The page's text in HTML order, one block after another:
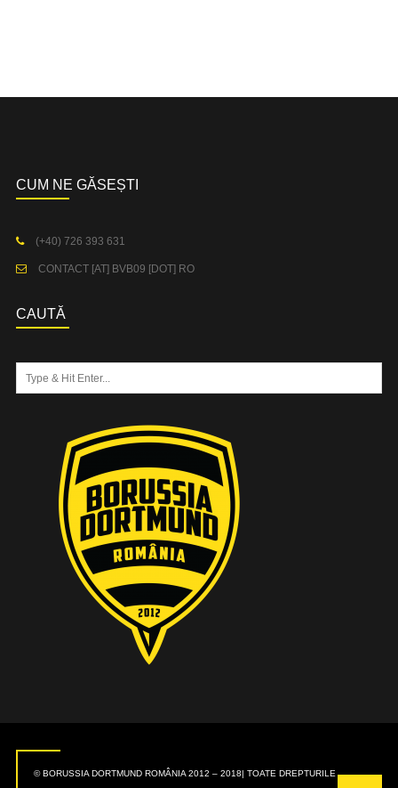
CUM NE GĂSEȘTI
(+40) 726 393 631
CONTACT [AT] BVB09 [DOT] RO
CAUTĂ
© BORUSSIA DORTMUND ROMÂNIA 2012 – 2018| TOATE DREPTURILE